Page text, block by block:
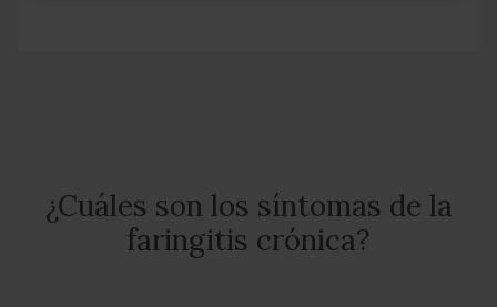
¿Cuáles son los síntomas de la
faringitis crónica?